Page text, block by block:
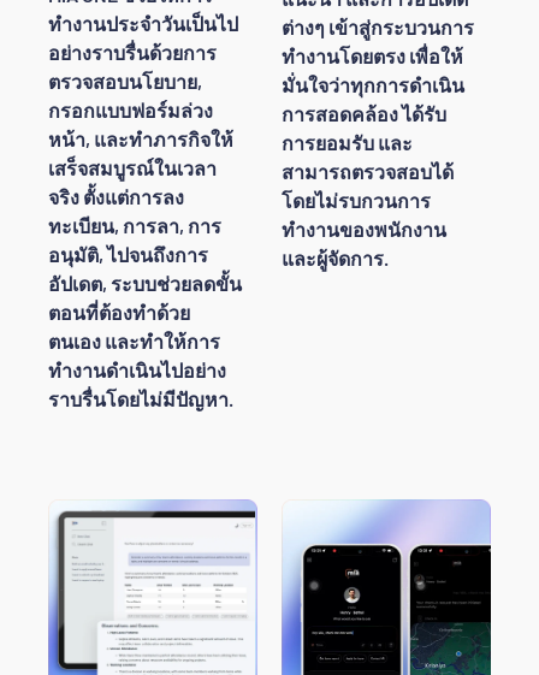
ทำงานประจำวันเป็นไป
อย่างราบรื่นด้วยการ
ตรวจสอบนโยบาย,
กรอกแบบฟอร์มล่วง
หน้า, และทำภารกิจให้
เสร็จสมบูรณ์ในเวลา
จริง ตั้งแต่การลง
ทะเบียน, การลา, การ
อนุมัติ, ไปจนถึงการ
อัปเดต, ระบบช่วยลดขั้น
ตอนที่ต้องทำด้วย
ตนเอง และทำให้การ
ทำงานดำเนินไปอย่าง
ราบรื่นโดยไม่มีปัญหา.
ต่างๆ เข้าสู่กระบวนการ
ทำงานโดยตรง เพื่อให้
มั่นใจว่าทุกการดำเนิน
การสอดคล้อง ได้รับ
การยอมรับ และ
สามารถตรวจสอบได้
โดยไม่รบกวนการ
ทำงานของพนักงาน
และผู้จัดการ.